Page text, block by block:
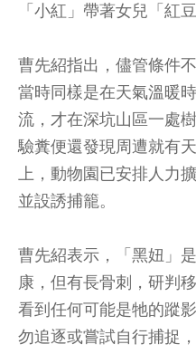
「小紅」帶著女兒「紅
曹先紹指出，儘管條件
當時同樣是在天氣溫暖
流，才在深坑山區一處
驗糞便還發現周遭就有
上，動物園已安排人力
並設誘捕籠。
曹先紹表示，「黑妞」
康，但有長骨刺，研判
看到任何可能是牠的蹤
勿追逐或嘗試自行捕捉